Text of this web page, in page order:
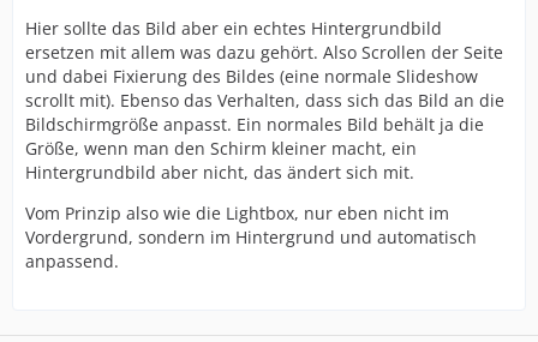
Hier sollte das Bild aber ein echtes Hintergrundbild
ersetzen mit allem was dazu gehört. Also Scrollen der Seite
und dabei Fixierung des Bildes (eine normale Slideshow
scrollt mit). Ebenso das Verhalten, dass sich das Bild an die
Bildschirmgröße anpasst. Ein normales Bild behält ja die
Größe, wenn man den Schirm kleiner macht, ein
Hintergrundbild aber nicht, das ändert sich mit.
Vom Prinzip also wie die Lightbox, nur eben nicht im
Vordergrund, sondern im Hintergrund und automatisch
anpassend.